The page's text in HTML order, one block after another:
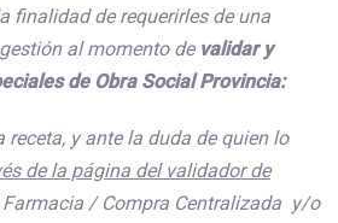
finalidad de requerirles de una
al momento de validar y
de Obra Social Provincia:
receta, y ante la duda de quien lo
de la página del validador de
/ Compra Centralizada y/o